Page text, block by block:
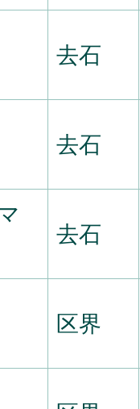
去石
去石
去石
区界